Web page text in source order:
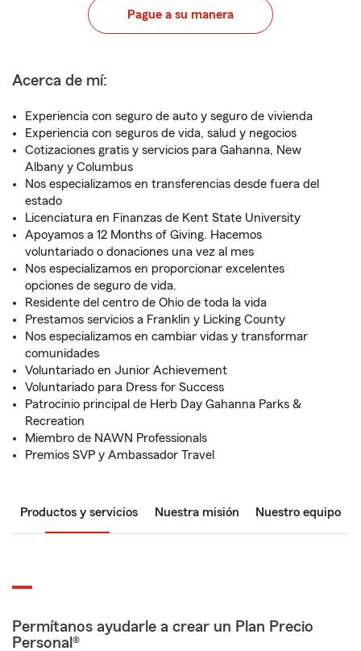
Pague a su manera
Acerca de mí:
Experiencia con seguro de auto y seguro de vivienda
Experiencia con seguros de vida, salud y negocios
Cotizaciones gratis y servicios para Gahanna, New
Albany y Columbus
Nos especializamos en transferencias desde fuera del
estado
Licenciatura en Finanzas de Kent State University
Apoyamos a 12 Months of Giving. Hacemos
voluntariado o donaciones una vez al mes
Nos especializamos en proporcionar excelentes
opciones de seguro de vida.
Residente del centro de Ohio de toda la vida
Prestamos servicios a Franklin y Licking County
Nos especializamos en cambiar vidas y transformar
comunidades
Voluntariado en Junior Achievement
Voluntariado para Dress for Success
Patrocinio principal de Herb Day Gahanna Parks &
Recreation
Miembro de NAWN Professionals
Premios SVP y Ambassador Travel
Productos y servicios Nuestra misión Nuestro equipo
Permítanos ayudarle a crear un Plan Precio
Personal®